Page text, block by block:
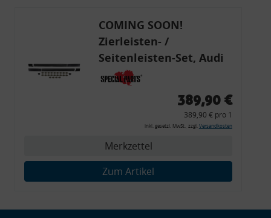
COMING SOON!
Zierleisten- /
Seitenleisten-Set, Audi
80 Cabrio, Coupe, S2, (6x
Zierleiste, 2x Kappe,
Montagewerkzeug)
389,90 €
389,90 € pro 1
inkl. gesetzl. MwSt., zzgl. Versandkosten
Merkzettel
Zum Artikel